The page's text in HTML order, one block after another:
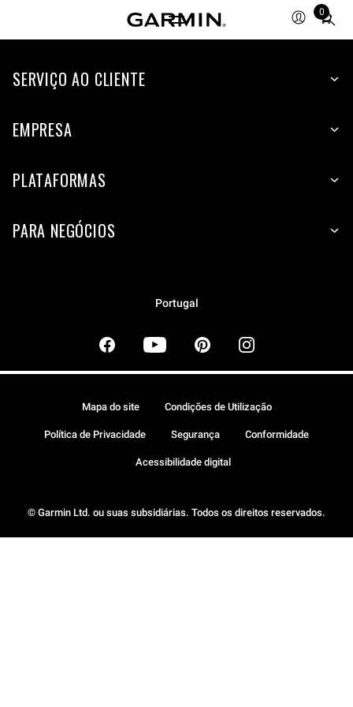
0
Total
items
cart:
SERVIÇO AO CLIENTE
EMPRESA
PLATAFORMAS
PARA NEGÓCIOS
Portugal
© Garmin Ltd. ou suas subsidiárias. Todos os direitos reservados.
Mapa do site Condições de Utilização
Política de Privacidade Segurança Conformidade
Acessibilidade digital